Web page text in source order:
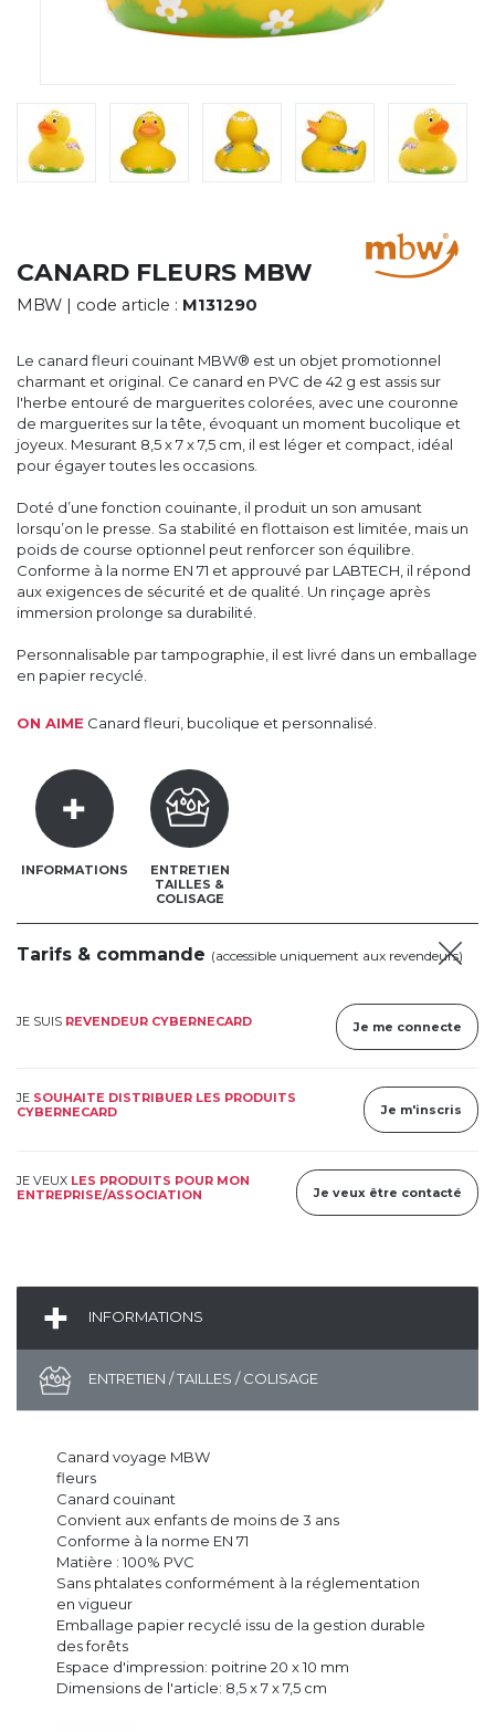
CATALOGUES & TARIFS
MARQUES & CERTIFICATS
TECHNIQUES MARQUAGE
CANARD FLEURS MBW
MBW | code article : M131290
Le canard fleuri couinant MBW® est un objet promotionnel
charmant et original. Ce canard en PVC de 42 g est assis sur
l'herbe entouré de marguerites colorées, avec une couronne
de marguerites sur la tête, évoquant un moment bucolique et
joyeux. Mesurant 8,5 x 7 x 7,5 cm, il est léger et compact, idéal
pour égayer toutes les occasions.
Doté d’une fonction couinante, il produit un son amusant
lorsqu’on le presse. Sa stabilité en flottaison est limitée, mais un
poids de course optionnel peut renforcer son équilibre.
Conforme à la norme EN 71 et approuvé par LABTECH, il répond
aux exigences de sécurité et de qualité. Un rinçage après
immersion prolonge sa durabilité.
Personnalisable par tampographie, il est livré dans un emballage
en papier recyclé.
ON AIME Canard fleuri, bucolique et personnalisé.
INFORMATIONS
ENTRETIEN
TAILLES &
COLISAGE
Tarifs & commande (accessible uniquement aux revendeurs)
JE SUIS REVENDEUR CYBERNECARD Je me connecte
JE SOUHAITE DISTRIBUER LES PRODUITS
CYBERNECARD
Je m'inscris
JE VEUX LES PRODUITS POUR MON
ENTREPRISE/ASSOCIATION
Je veux être contacté
INFORMATIONS
ENTRETIEN / TAILLES / COLISAGE
Canard voyage MBW
fleurs
Canard couinant
Convient aux enfants de moins de 3 ans
Conforme à la norme EN 71
Matière : 100% PVC
Sans phtalates conformément à la réglementation
en vigueur
Emballage papier recyclé issu de la gestion durable
des forêts
Espace d'impression: poitrine 20 x 10 mm
Dimensions de l'article: 8,5 x 7 x 7,5 cm